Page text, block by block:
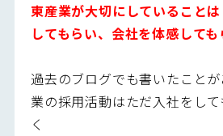
東産業が大切にしていること
してもらい、会社を体感しても
過去のブログでも書いたこと
業の採用活動はただ入社をし
く